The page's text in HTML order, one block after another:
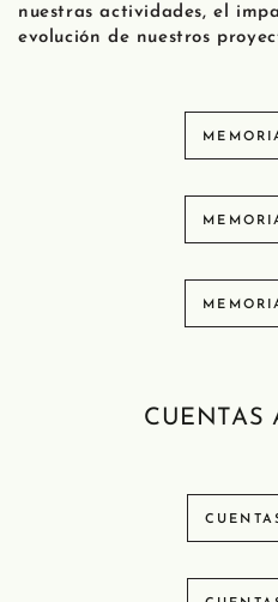
nuestras actividades, el
evolución de nuestros
CUENTAS